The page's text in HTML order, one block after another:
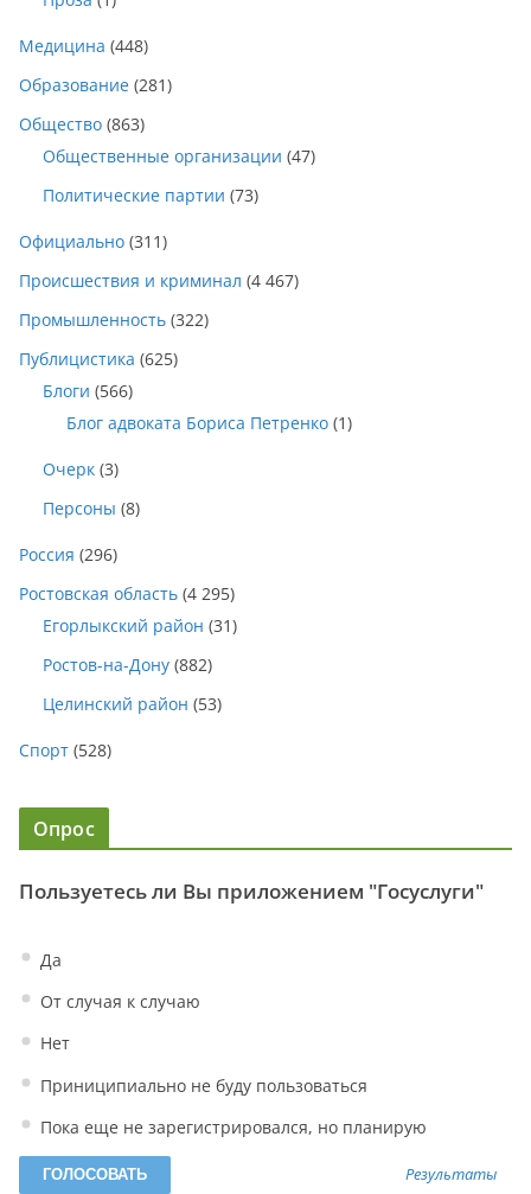
Медицина (448)
Образование (281)
Общество (863)
Общественные организации (47)
Политические партии (73)
Официально (311)
Происшествия и криминал (4 467)
Промышленность (322)
Публицистика (625)
Блоги (566)
Блог адвоката Бориса Петренко (1)
Очерк (3)
Персоны (8)
Россия (296)
Ростовская область (4 295)
Егорлыкский район (31)
Ростов-на-Дону (882)
Целинский район (53)
Спорт (528)
Опрос
Пользуетесь ли Вы приложением "Госуслуги"
Да
От случая к случаю
Нет
Приниципиально не буду пользоваться
Пока еще не зарегистрировался, но планирую
Результаты